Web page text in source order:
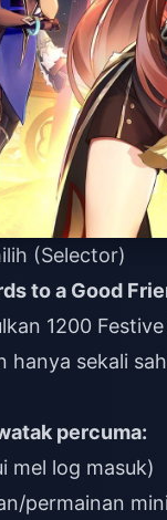
(Selector)
to a Good
1200
hanya sekali
percuma:
mel log masuk)
permainan